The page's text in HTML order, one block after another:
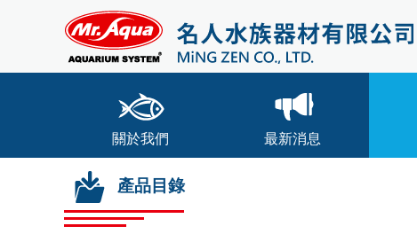
關於我們 最新消息
產品目錄